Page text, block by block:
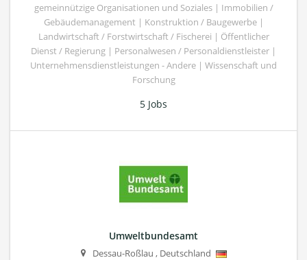
gemeinnützige Organisationen und Soziales | Immobilien /
Gebäudemanagement | Konstruktion / Baugewerbe |
Landwirtschaft / Forstwirtschaft / Fischerei | Öffentlicher
Dienst / Regierung | Personalwesen / Personaldienstleister |
Unternehmensdienstleistungen - Andere | Wissenschaft und
Forschung
5 Jobs
Umweltbundesamt
Dessau-Roßlau , Deutschland